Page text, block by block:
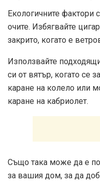
Екологичните фактори
очите. Избягвайте
закрито, когато е
Използвайте
си от вятър, когато се
каране на колело или
каране на кабриолет.
Също така може да е
за вашия дом, за да